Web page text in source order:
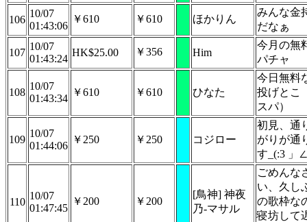
106
10/07
01:43:06
￥610 ￥610 ほかりん
みんな金
だなぁ
107
10/07
01:43:24
HK$25.00 ￥356 Him
今月の無
パチャ
108
10/07
01:43:34
￥610 ￥610 ひなた
今日無料
投げとこ
スパ）
109
10/07
01:44:06
￥250 ￥250 コジロー
初見、通
がりが通
す_(:3 」
110
10/07
01:47:45
￥200 ￥200
[鳥神] 神夜
乃-マサル
ごめんな
い、久し
の歌枠な
寝坊して